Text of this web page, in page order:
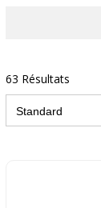
63 Résultats